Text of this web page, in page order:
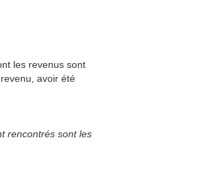
les revenus sont
avoir été
rencontrés sont les